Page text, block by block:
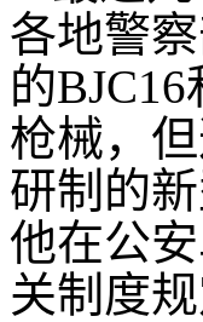
各地警
的
枪械，
研制的
他在公
关制度